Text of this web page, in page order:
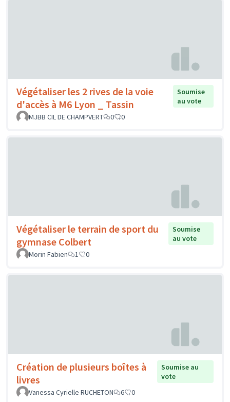
Végétaliser les 2 rives de la voie
d'accès à M6 Lyon _ Tassin
Soumise
au vote
MJBB CIL DE CHAMPVERT
0 0
Végétaliser le terrain de sport du
gymnase Colbert
Soumise
au vote
Morin Fabien
1 0
Création de plusieurs boîtes à
livres
Soumise au
vote
Vanessa Cyrielle RUCHETON
6 0